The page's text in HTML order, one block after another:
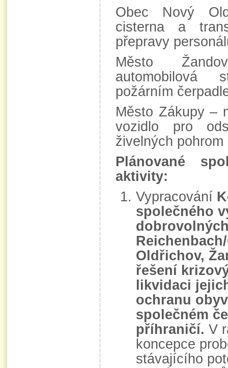
Obec Nový
cisterna a
přepravy
Město
automobilová
požárním
Město Zákupy –
vozidlo pro
živelných pohrom
Plánované
aktivity:
Vypracování
společného
Oldřichov,
řešení
likvidaci
ochranu
společném
příhraničí. V
koncepce
stávajícího